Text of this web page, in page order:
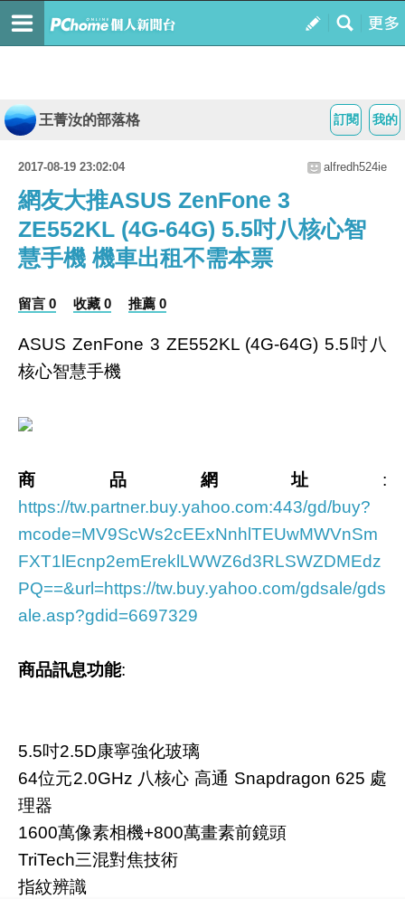
我的
訂閱
王菁汝的部落格
2017-08-19 23:02:04 alfredh524ie
網友大推ASUS ZenFone 3
ZE552KL (4G-64G) 5.5吋八核心智
慧手機 機車出租不需本票
留言 0 收藏 0 推薦 0
ASUS ZenFone 3 ZE552KL (4G-64G) 5.5吋八
核心智慧手機
商品網址 :
https://tw.partner.buy.yahoo.com:443/gd/buy?
mcode=MV9ScWs2cEExNnhlTEUwMWVnSm
FXT1lEcnp2emEreklLWWZ6d3RLSWZDMEdz
PQ==&url=https://tw.buy.yahoo.com/gdsale/gds
ale.asp?gdid=6697329
商品訊息功能:
5.5吋2.5D康寧強化玻璃
64位元2.0GHz 八核心 高通 Snapdragon 625 處
理器
1600萬像素相機+800萬畫素前鏡頭
TriTech三混對焦技術
指紋辨識